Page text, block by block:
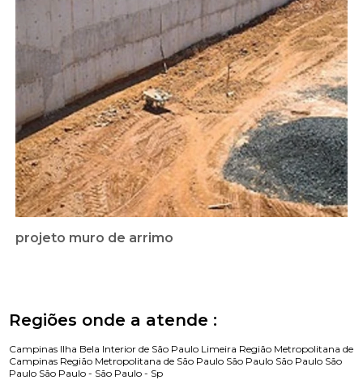
projeto muro de arrimo
Regiões onde a atende :
Campinas Ilha Bela Interior de São Paulo Limeira Região Metropolitana de
Campinas Região Metropolitana de São Paulo São Paulo São Paulo São
Paulo São Paulo - São Paulo - Sp